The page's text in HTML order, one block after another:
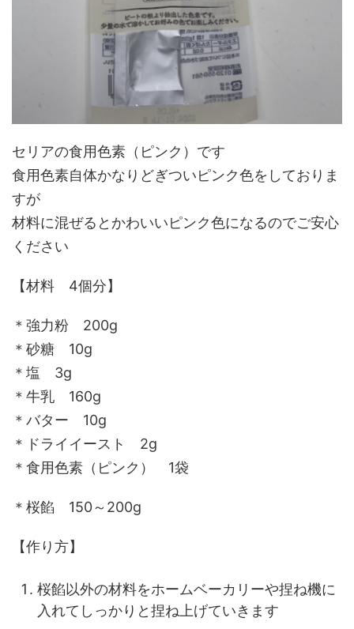
セリアの食用色素（ピンク）です
食用色素自体かなりどぎついピンク色をしておりま
すが
材料に混ぜるとかわいいピンク色になるのでご安心
ください
【材料 4個分】
＊強力粉 200g
＊砂糖 10g
＊塩 3g
＊牛乳 160g
＊バター 10g
＊ドライイースト 2g
＊食用色素（ピンク） 1袋
＊桜餡 150～200g
【作り方】
桜餡以外の材料をホームベーカリーや捏ね機に
入れてしっかりと捏ね上げていきます